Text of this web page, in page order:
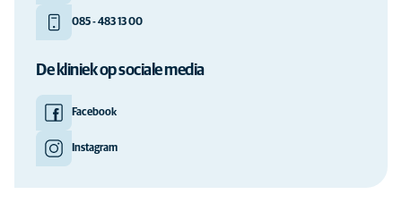
085 - 483 13 00
De kliniek op sociale media
Facebook
Instagram